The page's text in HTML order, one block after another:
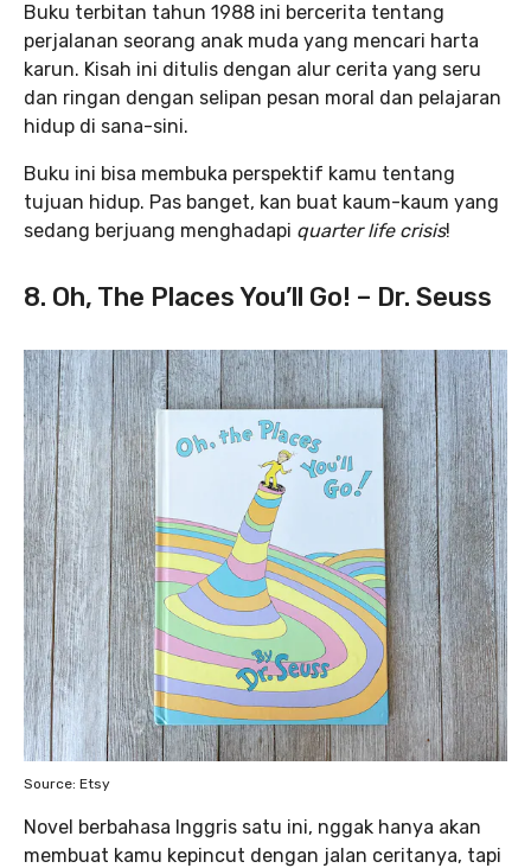
Buku terbitan tahun 1988 ini bercerita tentang
perjalanan seorang anak muda yang mencari harta
karun. Kisah ini ditulis dengan alur cerita yang seru
dan ringan dengan selipan pesan moral dan pelajaran
hidup di sana-sini.
Buku ini bisa membuka perspektif kamu tentang
tujuan hidup. Pas banget, kan buat kaum-kaum yang
sedang berjuang menghadapi quarter life crisis!
8. Oh, The Places You’ll Go! – Dr. Seuss
Source: Etsy
Novel berbahasa Inggris satu ini, nggak hanya akan
membuat kamu kepincut dengan jalan ceritanya, tapi